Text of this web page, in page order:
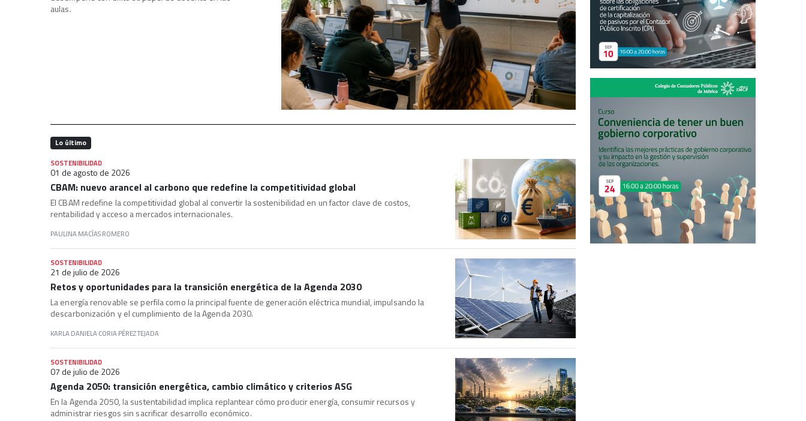
aulas.
Lo último
SOSTENIBILIDAD
01 de agosto de 2026
CBAM: nuevo arancel al carbono que redefine la competitividad global
El CBAM redefine la competitividad global al convertir la sostenibilidad en un factor clave de costos,
rentabilidad y acceso a mercados internacionales.
PAULINA MACÍAS ROMERO
SOSTENIBILIDAD
21 de julio de 2026
Retos y oportunidades para la transición energética de la Agenda 2030
La energía renovable se perfila como la principal fuente de generación eléctrica mundial, impulsando la
descarbonización y el cumplimiento de la Agenda 2030.
KARLA DANIELA CORIA PÉREZ TEJADA
SOSTENIBILIDAD
07 de julio de 2026
Agenda 2050: transición energética, cambio climático y criterios ASG
En la Agenda 2050, la sustentabilidad implica replantear cómo producir energía, consumir recursos y
administrar riesgos sin sacrificar desarrollo económico.